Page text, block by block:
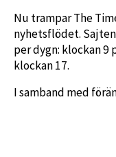
Nu trampar The
nyhetsflödet.
per dygn: klockan 9
klockan 17.
I samband med